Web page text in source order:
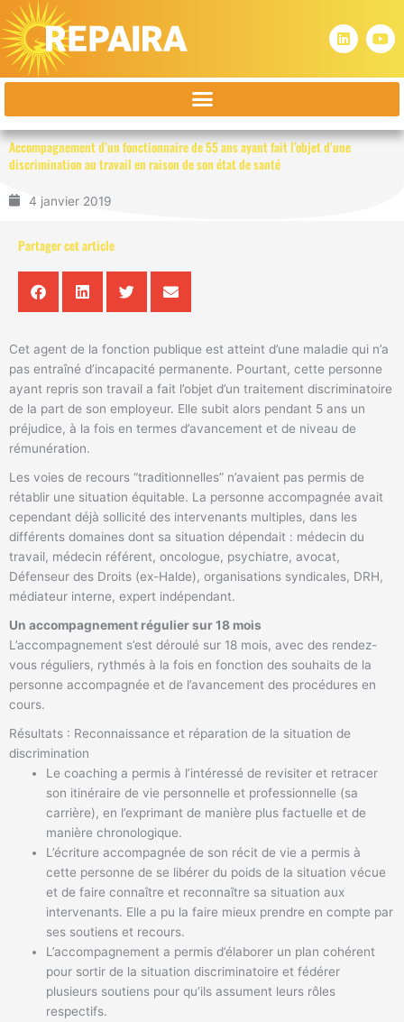
Aller
au
contenu
L
i
k
i
n
Y
o
t
e
Accompagnement d’un fonctionnaire de 55 ans ayant fait l’objet d’une
discrimination au travail en raison de son état de santé
4 janvier 2019
Partager cet article
Cet agent de la fonction publique est atteint d’une maladie qui n’a
pas entraîné d’incapacité permanente. Pourtant, cette personne
ayant repris son travail a fait l’objet d’un traitement discriminatoire
de la part de son employeur. Elle subit alors pendant 5 ans un
préjudice, à la fois en termes d’avancement et de niveau de
rémunération.
Les voies de recours “traditionnelles” n’avaient pas permis de
rétablir une situation équitable. La personne accompagnée avait
cependant déjà sollicité des intervenants multiples, dans les
différents domaines dont sa situation dépendait : médecin du
travail, médecin référent, oncologue, psychiatre, avocat,
Défenseur des Droits (ex-Halde), organisations syndicales, DRH,
médiateur interne, expert indépendant.
Un accompagnement régulier sur 18 mois
L’accompagnement s’est déroulé sur 18 mois, avec des rendez-
vous réguliers, rythmés à la fois en fonction des souhaits de la
personne accompagnée et de l’avancement des procédures en
cours.
Résultats : Reconnaissance et réparation de la situation de
discrimination
Le coaching a permis à l’intéressé de revisiter et retracer
son itinéraire de vie personnelle et professionnelle (sa
carrière), en l’exprimant de manière plus factuelle et de
manière chronologique.
L’écriture accompagnée de son récit de vie a permis à
cette personne de se libérer du poids de la situation vécue
et de faire connaître et reconnaître sa situation aux
intervenants. Elle a pu la faire mieux prendre en compte par
ses soutiens et recours.
L’accompagnement a permis d’élaborer un plan cohérent
pour sortir de la situation discriminatoire et fédérer
plusieurs soutiens pour qu’ils assument leurs rôles
respectifs.